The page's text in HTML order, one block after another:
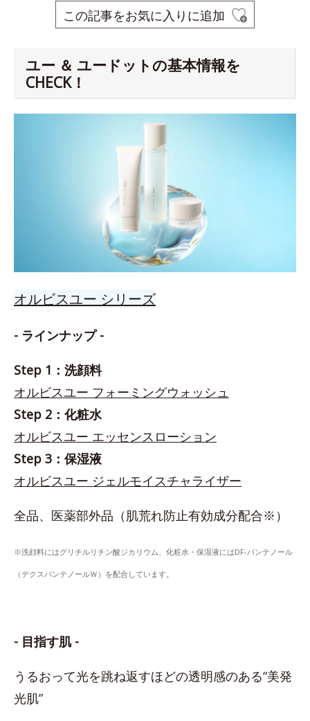
この記事をお気に入りに追加
ユー ＆ ユードットの基本情報を
CHECK！
オルビスユー シリーズ
- ラインナップ -
Step 1：洗顔料
オルビスユー フォーミングウォッシュ
Step 2：化粧水
オルビスユー エッセンスローション
Step 3：保湿液
オルビスユー ジェルモイスチャライザー
全品、医薬部外品（肌荒れ防止有効成分配合※）
※洗顔料にはグリチルリチン酸ジカリウム、化粧水・保湿液にはDF-パンテノール
（デクスパンテノールＷ）を配合しています。
- 目指す肌 -
うるおって光を跳ね返すほどの透明感のある“美発
光肌”